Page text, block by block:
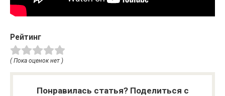
Рейтинг
( Пока оценок нет )
Понравилась статья? Поделиться с